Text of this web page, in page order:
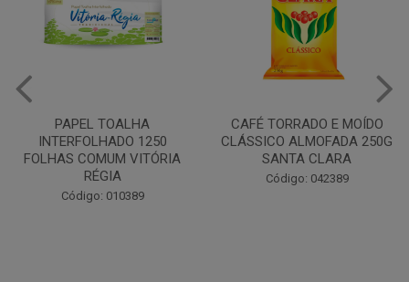
CAFÉ TORRADO E MOÍDO
CLÁSSICO ALMOFADA 250G
SANTA CLARA
Código: 042389
Copo Plástico Branco 180ml
Pacote c/100 - Cristalcopo
Código: 031413